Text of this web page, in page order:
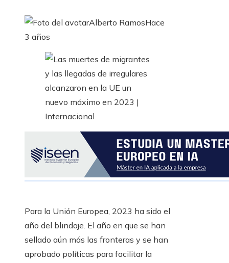
Alberto RamosHace
3 años
Para la Unión Europea, 2023 ha sido el
año del blindaje. El año en que se han
sellado aún más las fronteras y se han
aprobado políticas para facilitar la